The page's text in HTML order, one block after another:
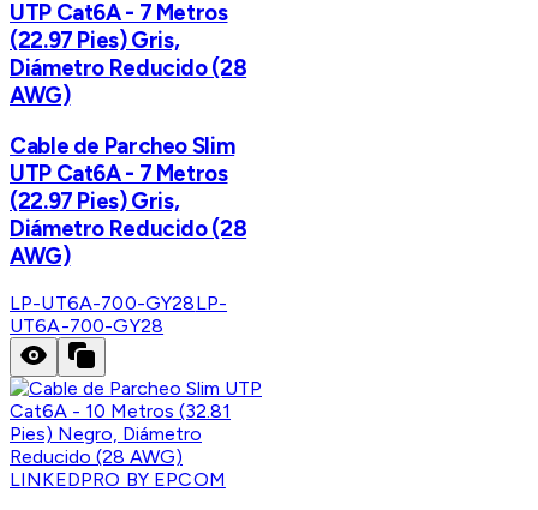
UTP Cat6A - 7 Metros
(22.97 Pies) Gris,
Diámetro Reducido (28
AWG)
Cable de Parcheo Slim
UTP Cat6A - 7 Metros
(22.97 Pies) Gris,
Diámetro Reducido (28
AWG)
LP-UT6A-700-GY28LP-
UT6A-700-GY28
LINKEDPRO BY EPCOM